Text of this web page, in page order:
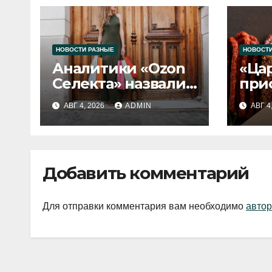
НОВОСТИ РАЗНЫЕ
Аналитики «Ozon
Селекта» назвали
fashion-тренды
2026 года
АВГ 4, 2026 ADMIN АВГ
Добавить комментарий
Для отправки комментария вам необходимо